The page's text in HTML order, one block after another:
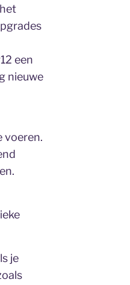
een
nieuwe
voeren.
je